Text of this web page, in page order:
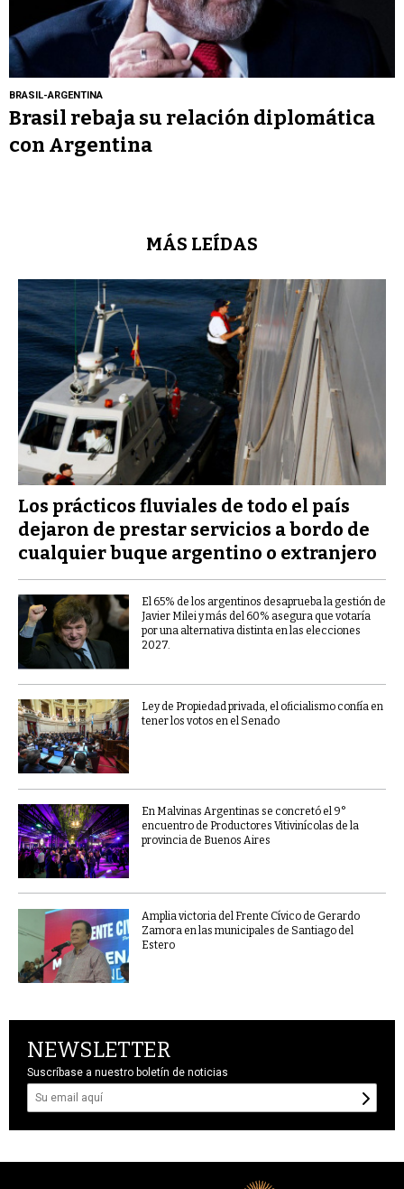
BRASIL-ARGENTINA
Brasil rebaja su relación diplomática
con Argentina
MÁS LEÍDAS
Los prácticos fluviales de todo el país
dejaron de prestar servicios a bordo de
cualquier buque argentino o extranjero
El 65% de los argentinos desaprueba la gestión de
Javier Milei y más del 60% asegura que votaría
por una alternativa distinta en las elecciones
2027.
Ley de Propiedad privada, el oficialismo confía en
tener los votos en el Senado
En Malvinas Argentinas se concretó el 9°
encuentro de Productores Vitivinícolas de la
provincia de Buenos Aires
Amplia victoria del Frente Cívico de Gerardo
Zamora en las municipales de Santiago del
Estero
NEWSLETTER
Suscríbase a nuestro boletín de noticias